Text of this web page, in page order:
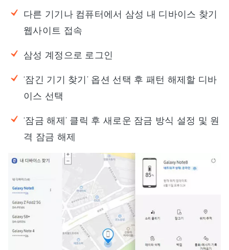
다른 기기나 컴퓨터에서 삼성 내 디바이스 찾기
웹사이트 접속
삼성 계정으로 로그인
‘잠긴 기기 찾기’ 옵션 선택 후 패턴 해제할 디바
이스 선택
‘잠금 해제’ 클릭 후 새로운 잠금 방식 설정 및 원
격 잠금 해제